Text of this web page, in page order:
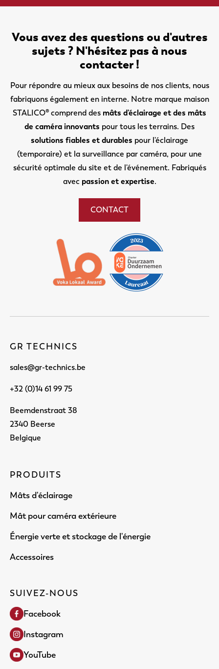
Vous avez des questions ou d'autres
sujets ? N'hésitez pas à nous
contacter !
Pour répondre au mieux aux besoins de nos clients, nous
fabriquons également en interne. Notre marque maison
STALICO® comprend des mâts d'éclairage et des mâts
de caméra innovants pour tous les terrains. Des
solutions fiables et durables pour l'éclairage
(temporaire) et la surveillance par caméra, pour une
sécurité optimale du site et de l'événement. Fabriqués
avec passion et expertise.
CONTACT
GR TECHNICS
sales@gr-technics.be
+32 (0)14 61 99 75
Beemdenstraat 38
2340 Beerse
Belgique
PRODUITS
Mâts d'éclairage
Mât pour caméra extérieure
Énergie verte et stockage de l'énergie
Accessoires
SUIVEZ-NOUS
Facebook
Instagram
YouTube